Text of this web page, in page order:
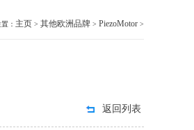
： 主页 > 其他欧洲品牌 > PiezoMotor >
返回列表